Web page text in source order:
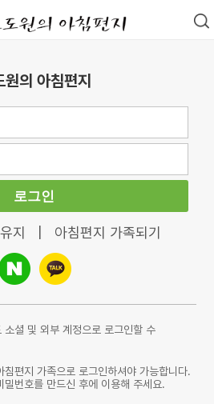
원의 아침편지
로그인
지 아침편지 가족되기
소셜 및 외부 계정으로 로그인할 수
침편지 가족으로 로그인하셔야 가능합니다.
밀번호를 만드신 후에 이용해 주세요.